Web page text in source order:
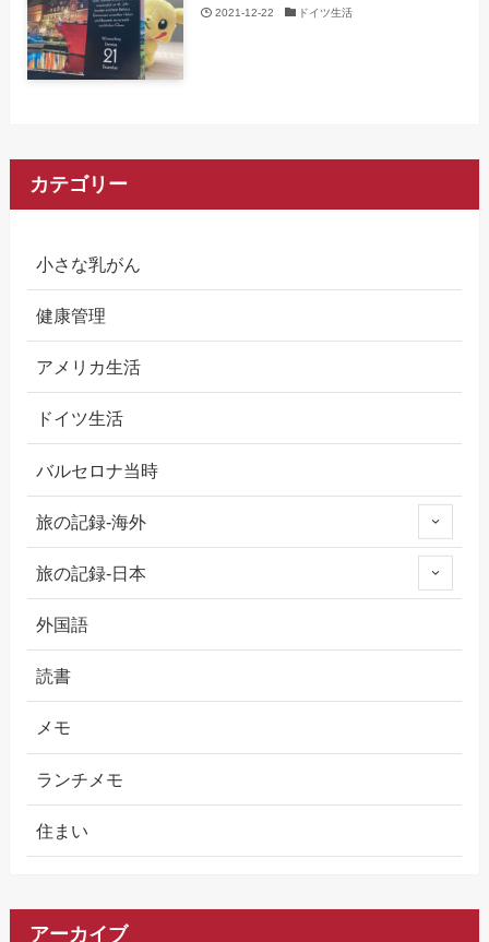
2021-12-22 ドイツ生活
カテゴリー
小さな乳がん
健康管理
アメリカ生活
ドイツ生活
バルセロナ当時
旅の記録-海外
旅の記録-日本
外国語
読書
メモ
ランチメモ
住まい
アーカイブ